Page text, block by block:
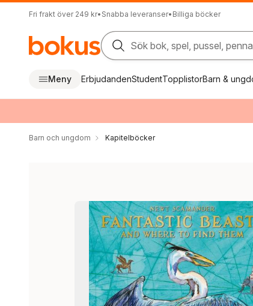
Fri frakt över 249 kr• Snabba leveranser• Billiga böcker
Sök bok, spel, pussel,
Meny ErbjudandenStudentTopplistorBarn &
Barn och ungdom Kapitelböcker